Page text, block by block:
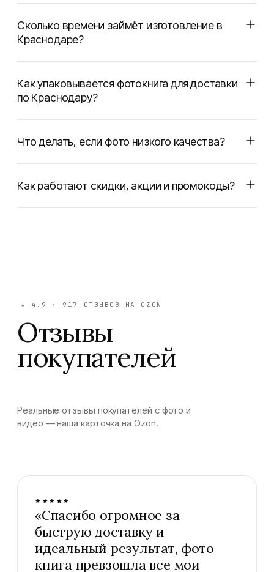
Сколько времени займёт изготовление в
Краснодаре?
Как упаковывается фотокнига для доставки
по Краснодару?
Что делать, если фото низкого качества?
Как работают скидки, акции и промокоды?
★ 4.9 · 917 ОТЗЫВОВ НА OZON
Отзывы
покупателей
Реальные отзывы покупателей с фото и
видео — наша карточка на Ozon.
★★★★★
«Спасибо огромное за
быструю доставку и
идеальный результат, фото
книга превзошла все мои